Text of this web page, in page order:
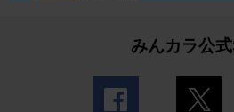
みんカラ公